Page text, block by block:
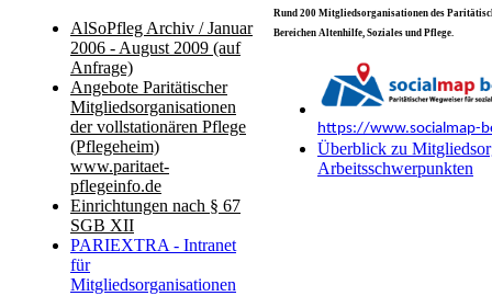
AlSoPfleg Archiv / Januar
2006 - August 2009 (auf
Anfrage)
Angebote Paritätischer
Mitgliedsorganisationen
der vollstationären Pflege
(Pflegeheim)
www.paritaet-
pflegeinfo.de
Einrichtungen nach § 67
SGB XII
PARIEXTRA - Intranet
für
Mitgliedsorganisationen
Rund 200 Mitgliedsorganisationen des
Bereichen Altenhilfe, Soziales und Pflege.
https://www.socialmap-
Überblick zu
Arbeitsschwerpunkten